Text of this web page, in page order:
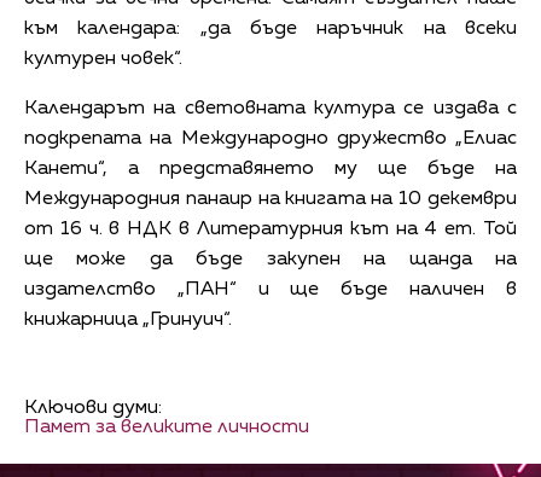
към календара: „да бъде наръчник на всеки
културен човек“.
Календарът на световната култура се издава с
подкрепата на Международно дружество „Елиас
Канети“, а представянето му ще бъде на
Международния панаир на книгата на 10 декември
от 16 ч. в НДК в Литературния кът на 4 ет. Той
ще може да бъде закупен на щанда на
издателство „ПАН“ и ще бъде наличен в
книжарница „Гринуич“.
Ключови думи:
Памет за великите личности